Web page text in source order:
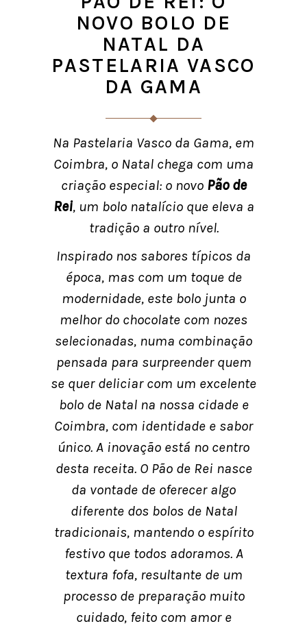
NOVO BOLO DE
NATAL DA
PASTELARIA VASCO
DA GAMA
Na Pastelaria Vasco da Gama, em
Coimbra, o Natal chega com uma
criação especial: o novo Pão de
Rei, um bolo natalício que eleva a
tradição a outro nível.
Inspirado nos sabores típicos da
época, mas com um toque de
modernidade, este bolo junta o
melhor do chocolate com nozes
selecionadas, numa combinação
pensada para surpreender quem
se quer deliciar com um excelente
bolo de Natal na nossa cidade e
Coimbra, com identidade e sabor
único. A inovação está no centro
desta receita. O Pão de Rei nasce
da vontade de oferecer algo
diferente dos bolos de Natal
tradicionais, mantendo o espírito
festivo que todos adoramos. A
textura fofa, resultante de um
processo de preparação muito
cuidado, feito com amor e